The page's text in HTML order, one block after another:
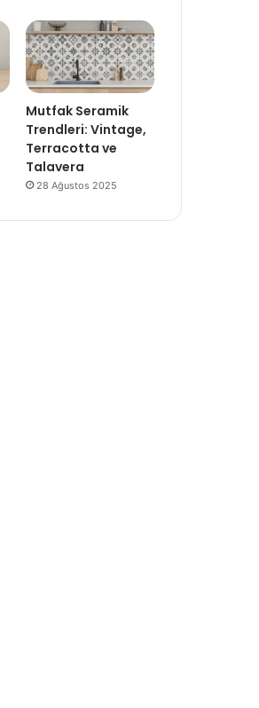
Mutfak Seramik
Trendleri: Vintage,
Terracotta ve
Talavera
28 Ağustos 2025